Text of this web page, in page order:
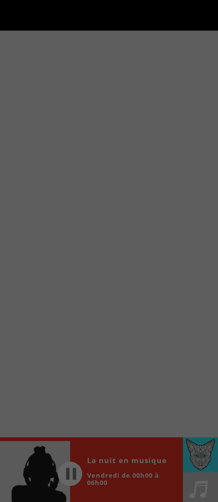
locale vous sont maintenant accessibles en un clic!
Audio
Player
00:00
La nuit en musique
Vendredi de 00h00 à
06h00